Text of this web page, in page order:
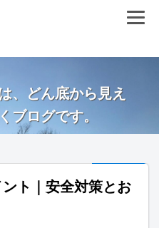
、どん底から見え
ブログです。
ト｜安全対策とお